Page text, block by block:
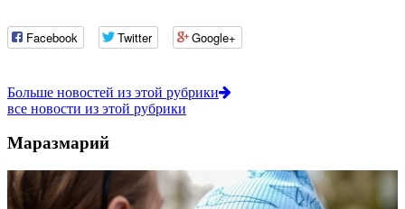
Facebook Twitter Google+
Больше новостей из этой рубрики
все новости из этой рубрики
Маразмарий